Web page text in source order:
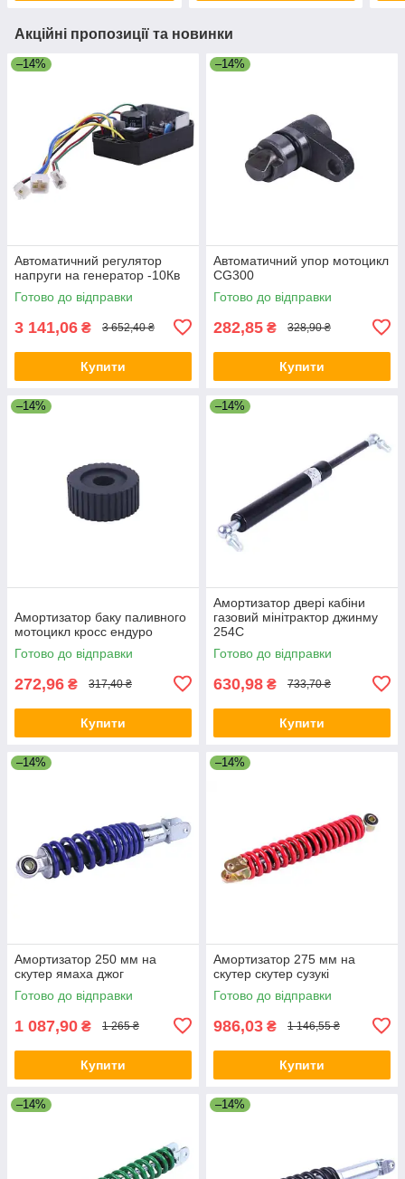
Акційні пропозиції та новинки
–14%
Автоматичний регулятор
напруги на генератор -10Кв
Готово до відправки
3 141,06 ₴ 3 652,40 ₴
Купити
–14%
Автоматичний упор мотоцикл
CG300
Готово до відправки
282,85 ₴ 328,90 ₴
Купити
–14%
Амортизатор баку паливного
мотоцикл кросс ендуро
Готово до відправки
272,96 ₴ 317,40 ₴
Купити
–14%
Амортизатор двері кабіни
газовий мінітрактор джинму
254C
Готово до відправки
630,98 ₴ 733,70 ₴
Купити
–14%
Амортизатор 250 мм на
скутер ямаха джог
Готово до відправки
1 087,90 ₴ 1 265 ₴
Купити
–14%
Амортизатор 275 мм на
скутер скутер сузукі
Готово до відправки
986,03 ₴ 1 146,55 ₴
Купити
–14% –14%